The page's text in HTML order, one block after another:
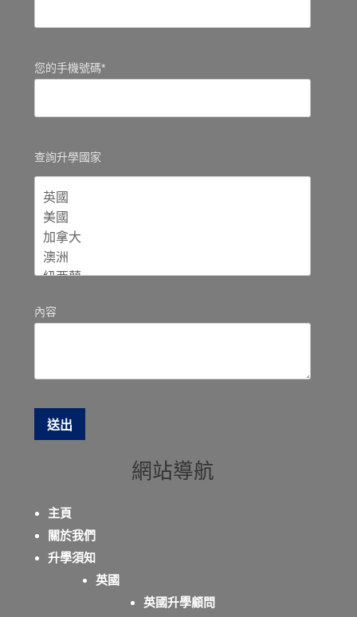
您的手機號碼*
查詢升學國家
內容
網站導航
主頁
關於我們
升學須知
英國
英國升學顧問